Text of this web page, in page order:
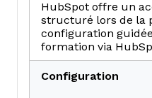
HubSpot offre un
structuré lors de la
configuration
formation via
Configuration